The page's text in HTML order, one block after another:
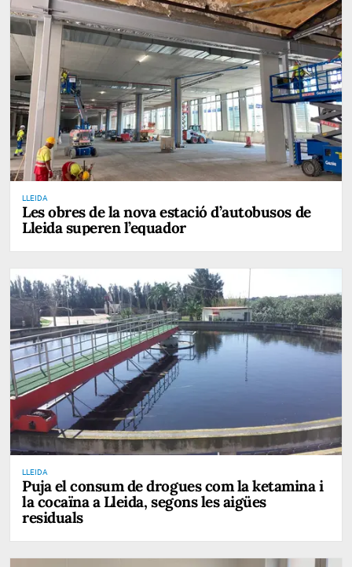
LLEIDA
Les obres de la nova estació d’autobusos de
Lleida superen l’equador
LLEIDA
Puja el consum de drogues com la ketamina i
la cocaïna a Lleida, segons les aigües
residuals